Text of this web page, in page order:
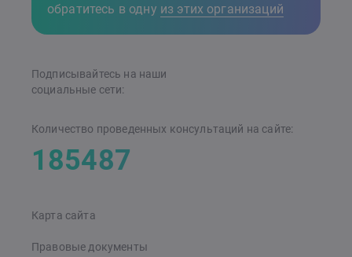
обратитесь в одну из этих организаций
Карта сайта
Правовые документы
Подписывайтесь на наши
cоциальные сети:
Количество проведенных консультаций на сайте:
185487